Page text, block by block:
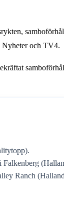
Nyheter och TV4.
Falkenberg
Ranch